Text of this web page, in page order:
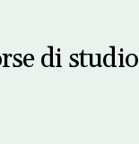
di studio